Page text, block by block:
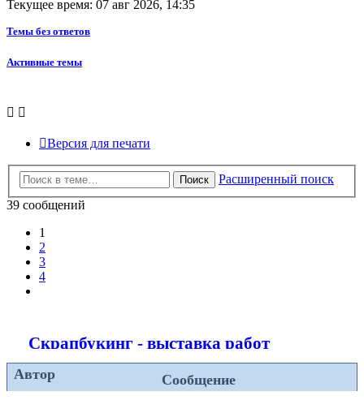
Текущее время: 07 авг 2026, 14:35
Темы без ответов
Активные темы
Версия для печати
Поиск
Расширенный поиск
39 сообщений
1
2
3
4
Скрапбукинг - выставка работ
Автор Сообщение